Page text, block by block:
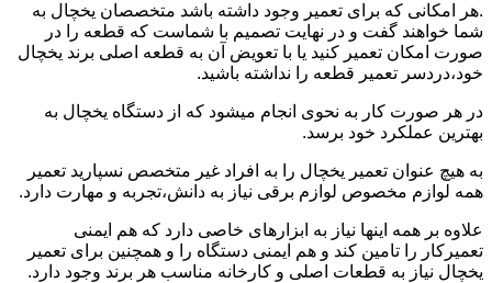
.هر امکانی که برای تعمیر وجود داشته باشد متخصصان یخچال به
شما خواهند گفت و در نهایت تصمیم با شماست که قطعه را در
صورت امکان تعمیر کنید یا با تعویض آن به قطعه اصلی برند یخچال
خود،دردسر تعمیر قطعه را نداشته باشید.
در هر صورت کار به نحوی انجام میشود که از دستگاه یخچال به
بهترین عملکرد خود برسد.
به هیچ عنوان تعمیر یخچال را به افراد غیر متخصص نسپارید تعمیر
همه لوازم مخصوص لوازم برقی نیاز به دانش،تجربه و مهارت دارد.
علاوه بر همه اینها نیاز به ابزارهای خاصی دارد که هم ایمنی
تعمیرکار را تامین کند و هم ایمنی دستگاه را و همچنین برای تعمیر
یخچال نیاز به قطعات اصلی و کارخانه مناسب هر برند وجود دارد.